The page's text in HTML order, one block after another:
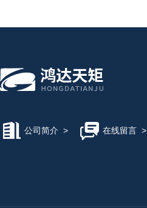
公司简介 > 在线留言>